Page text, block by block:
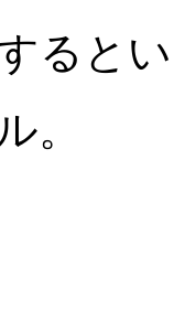
ると
。